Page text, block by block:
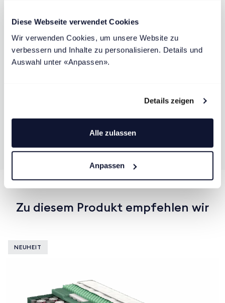
Diese Webseite verwendet Cookies
Wir verwenden Cookies, um unsere Website zu
verbessern und Inhalte zu personalisieren. Details und
Auswahl unter «Anpassen».
Details zeigen
Alle zulassen
Anpassen
erfahrenen Schlafexpertinnen und -experten zur Seite. Sie
erholsamere Nächte.
Zu diesem Produkt empfehlen wir
NEUHEIT